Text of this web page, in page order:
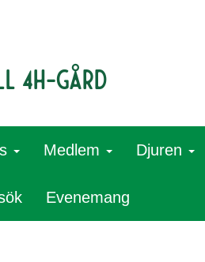
4H-gård
Medlem Djuren
Evenemang